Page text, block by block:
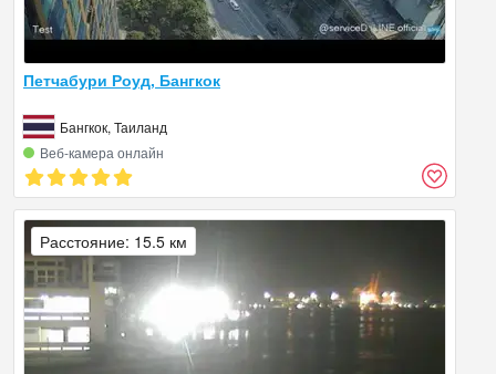
Петчабури Роуд, Бангкок
Бангкок, Таиланд
Веб‑камера онлайн
Расстояние: 15.5 км